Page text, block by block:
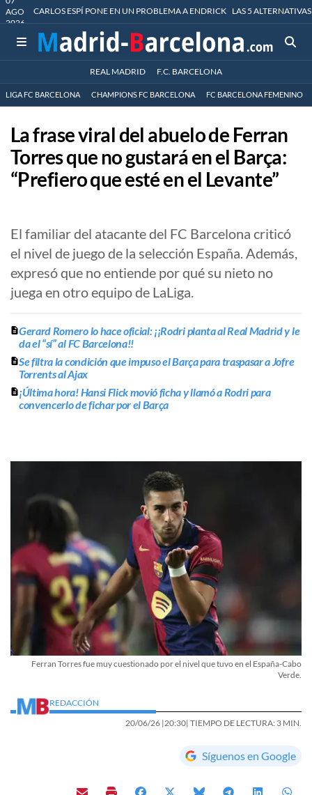
AGO
2026
CARLOS ESPÍ PONE EN UN PROBLEMA A ENDRICK LAS 5
REAL MADRID F.C. BARCELONA
LIGA FC BARCELONA CHAMPIONS FC BARCELONA FC BARCELONA FEMENINO
La frase viral del abuelo de Ferran
Torres que no gustará en el Barça:
“Prefiero que esté en el Levante”
El familiar del atacante del FC Barcelona criticó
el nivel de juego de la selección España. Además,
expresó que no entiende por qué su nieto no
juega en otro equipo de LaLiga.
Gerard Romero lo hace oficial: ¡¡Rodri planta al Real Madrid y le
da el “sí” al FC Barcelona!!
Se filtra la condición que impuso el Barça para traspasar a Jofre
Torrents al Ajax
¡Última hora! Hansi Flick movió ficha y llamó a Rodri para
convencerlo de fichar por el Barça
Ferran Torres fue muy cuestionado por el nivel que tuvo en el España-Cabo
Verde.
REDACCIÓN
20/06/26 |20:30| TIEMPO DE LECTURA: 3 MIN.
Síguenos en Google